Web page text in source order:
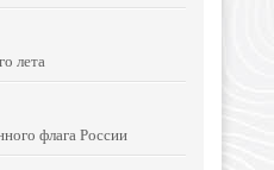
лета
флага России